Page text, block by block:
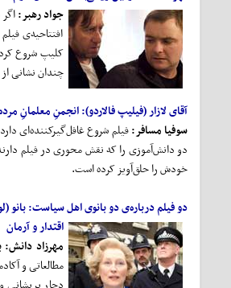
جواد رهبر:
افتتاحیه‌ی
کلیپ شروع کرد
چندان نشانی
آقای لازار (فیلیپ فالاردو): انجمنِ معلمانِ
سوفیا مسافر:فیلم شروع غافل‌گیرکننده‌ای
دو دانش‌آموزی را که نقش محوری در فیلم
خودش را حلق‌آویز کرده است.
دو فیلم درباره‌ی دو بانوی اهل سیاست: بانو
اقتدار و آرمان
مهرزاد دانش:
مطالعاتی و